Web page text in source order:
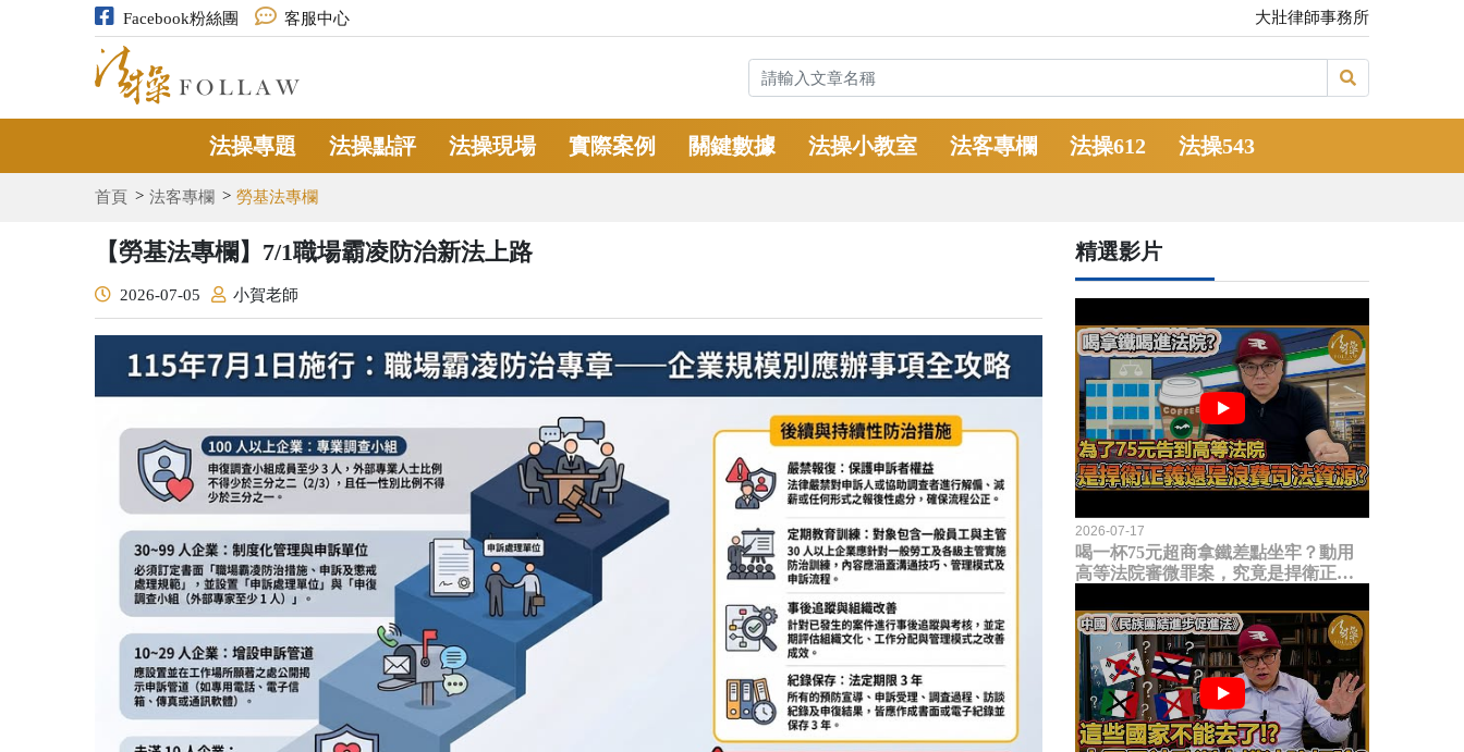
Facebook粉絲團 客服中心 大壯律師事務所
法操專題 法操點評 法操現場 實際案例 關鍵數據 法操小教室 法客專欄 法操612 法操543
首頁 法客專欄 勞基法專欄
【勞基法專欄】7/1職場霸凌防治新法上路
2026-07-05 小賀老師
精選影片
2026-07-17
喝一杯75元超商拿鐵差點坐牢？動用
高等法院審微罪案，究竟是捍衛正義